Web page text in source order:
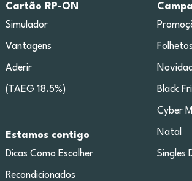
Cartão RP-ON
Simulador
Vantagens
Aderir
(TAEG 18.5%)
Estamos contigo
Dicas Como Escolher
Recondicionados
Black
Cyber
Natal
Singles